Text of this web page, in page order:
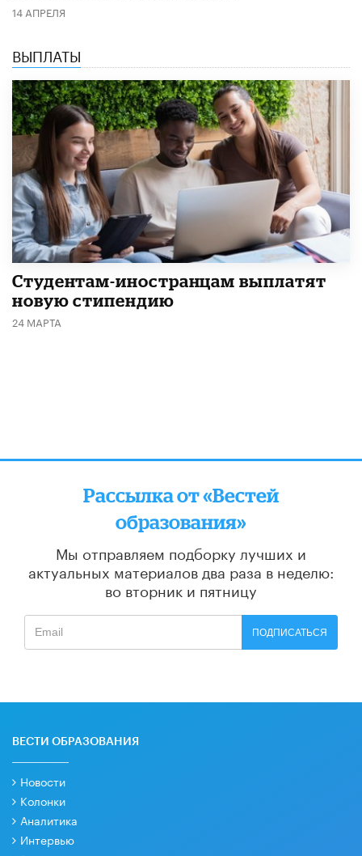
14 АПРЕЛЯ
ВЫПЛАТЫ
Студентам-иностранцам выплатят
новую стипендию
24 МАРТА
Рассылка от «Вестей
образования»
Мы отправляем подборку лучших и
актуальных материалов два раза в неделю:
во вторник и пятницу
ПОДПИСАТЬСЯ
ВЕСТИ ОБРАЗОВАНИЯ
Новости
Колонки
Аналитика
Интервью